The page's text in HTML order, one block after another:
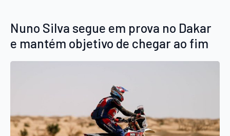
Nuno Silva segue em prova no Dakar
e mantém objetivo de chegar ao fim